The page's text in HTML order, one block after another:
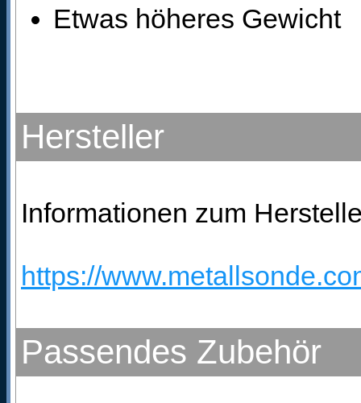
Etwas höheres Gewicht
Hersteller
Informationen zum
https://
Passendes Zubehör